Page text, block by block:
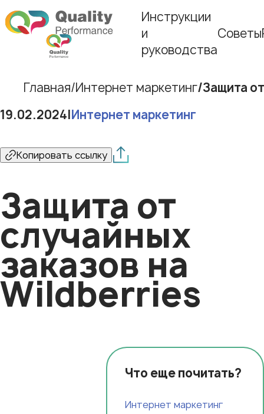
Инструкции
и
руководства
Советы
Главная Интернет маркетинг Защита
19.02.2024|Интернет маркетинг
Копировать ссылку
Защита от
случайных
заказов на
Wildberries
Что еще почитать?
Интернет маркетинг